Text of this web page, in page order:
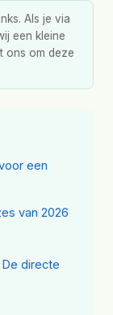
Als je via
een kleine
ons om deze
een
van 2026
directe